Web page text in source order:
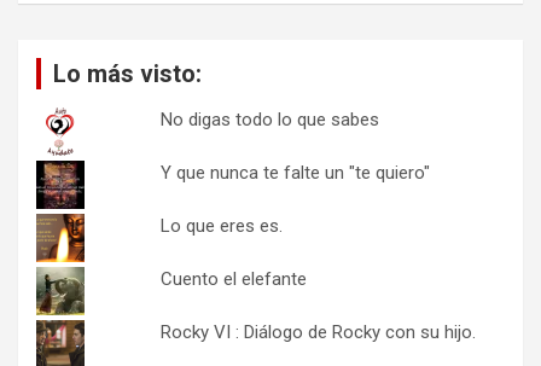
Lo más visto:
No digas todo lo que sabes
Y que nunca te falte un "te quiero"
Lo que eres es.
Cuento el elefante
Rocky VI : Diálogo de Rocky con su hijo.